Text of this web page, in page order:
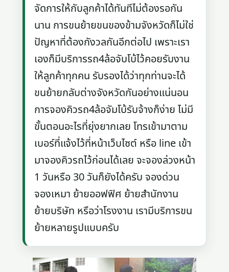
จัดการให้กับลูกค้าได้ทันทีไม่ต้องรอกัน
นาน การขนย้ายขนของข้ามจังหวัดก็ไม่ใช่
ปัญหาที่ต้องกังวลกันอีกต่อไป เพราะเรา
เองก็มีบริการรถ4ล้อจับโบ้ไว้คอยรับงาน
ให้ลูกค้าทุกคน รับรองได้ว่าทุกท่านจะได้
ขนย้ายกลับต่างจังหวัดกันอย่างแน่นอน
การจองคิวรถ4ล้อจัมโบ้รับจ้างก็ง่าย ไม่มี
ขั้นตอนอะไรที่ยุ่งยากเลย โทรเข้ามาตาม
เบอร์ที่แจ้งไว้ที่หน้าเว็บไซต์ หรือ line เข้า
มาจองคิวรถไว้ก่อนได้เลย จะจองล่วงหน้า
1 วันหรือ 30 วันก็ยังได้ครับ จองด่วน
จองเหมา ย้ายออฟฟิศ ย้ายสำนักงาน
ย้ายบริษัท หรือว่าโรงงาน เรามีบริการขน
ย้ายหลายรูปแบบครับ